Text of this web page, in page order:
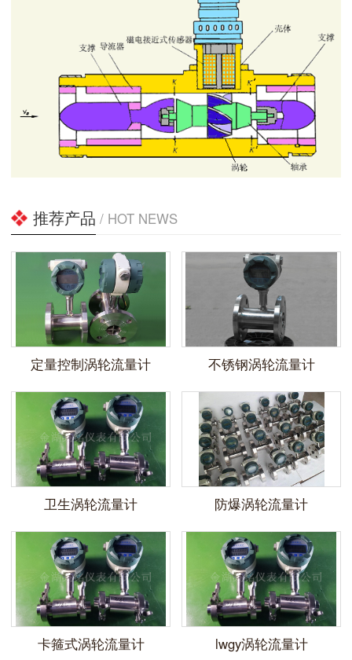
推荐产品 / HOT NEWS
定量控制涡轮流量计 不锈钢涡轮流量计
卫生涡轮流量计 防爆涡轮流量计
卡箍式涡轮流量计 lwgy涡轮流量计